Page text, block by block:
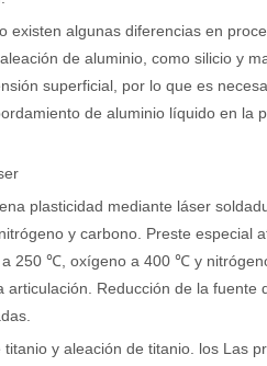
cortar una amplia gama
y versatilidad. Sin
existen algunas diferencias en
de aluminio, como silicio y
superficial, por lo que es
de aluminio líquido en la
plasticidad mediante láser
y carbono. Preste especial
250 ℃, oxígeno a 400 ℃ y
Reducción de la fuente
y aleación de titanio. los Las